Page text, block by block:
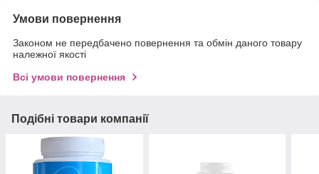
Умови повернення
Законом не передбачено повернення та обмін даного товару
належної якості
Всі умови повернення
Подібні товари компанії